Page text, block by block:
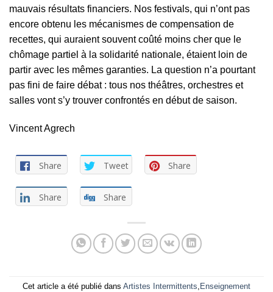
mauvais résultats financiers. Nos festivals, qui n’ont pas
encore obtenu les mécanismes de compensation de
recettes, qui auraient souvent coûté moins cher que le
chômage partiel à la solidarité nationale, étaient loin de
partir avec les mêmes garanties. La question n’a pourtant
pas fini de faire débat : tous nos théâtres, orchestres et
salles vont s’y trouver confrontés en début de saison.
Vincent Agrech
Share Tweet Share
Share Share
Cet article a été publié dans Artistes Intermittents, Enseignement